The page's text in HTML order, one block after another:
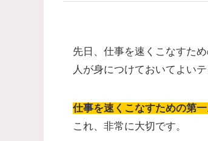
先日、仕事を速くこなすた
人が身につけておいてよい
仕事を速くこなすための第
これ、非常に大切です。